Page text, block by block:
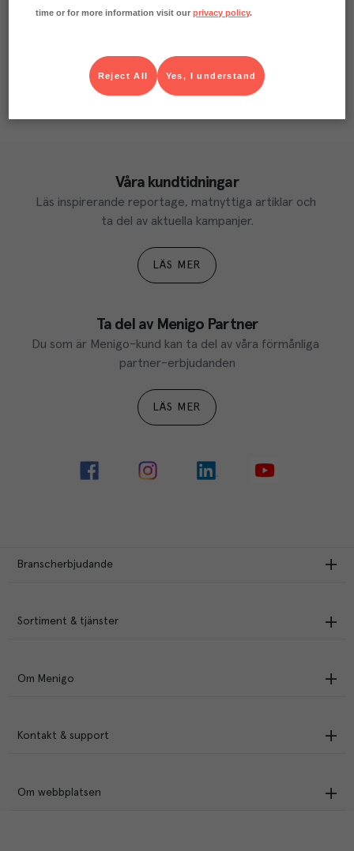
Våra kundtidningar
Läs inspirerande reportage, matnyttiga artiklar och
ta del av aktuella kampanjer.
LÄS MER
Ta del av Menigo Partner
Du som är Menigo-kund kan ta del av våra förmånliga
partner-erbjudanden
LÄS MER
Branscherbjudande
Sortiment & tjänster
Om Menigo
Kontakt & support
Om webbplatsen
time or for more information visit ourprivacy policy.
Yes, I understand
Reject All